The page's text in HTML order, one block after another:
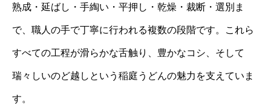
熟成・延ばし・手綯い・平押し・乾燥・裁断・選別ま
で、職人の手で丁寧に行われる複数の段階です。これら
すべての工程が滑らかな舌触り、豊かなコシ、そして
瑞々しいのど越しという稲庭うどんの魅力を支えていま
す。